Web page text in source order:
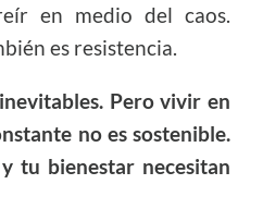
en medio del caos.
es resistencia.
Pero vivir en
no es sostenible.
tu bienestar necesitan